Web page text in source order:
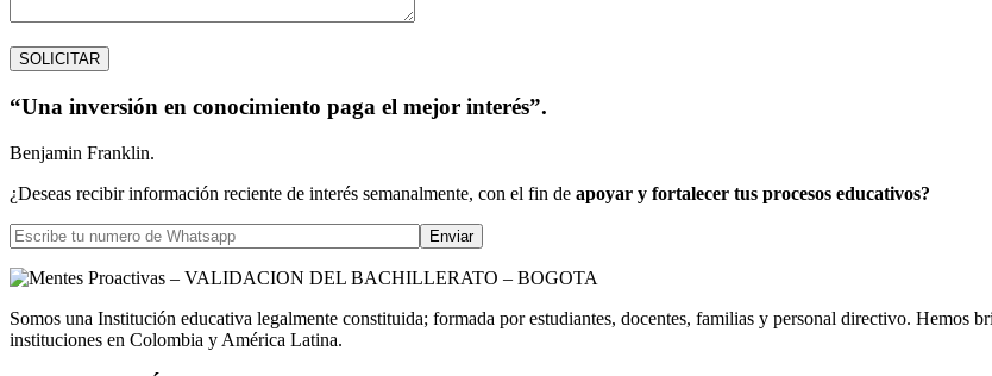
“Una inversión en conocimiento paga el mejor interés”.
Benjamin Franklin.
¿Deseas recibir información reciente de interés semanalmente, con el fin de apoyar y fortalecer tus procesos educativos?
Somos una Institución educativa legalmente constituida; formada por estudiantes, docentes, familias y personal directivo. Hemos
instituciones en Colombia y América Latina.